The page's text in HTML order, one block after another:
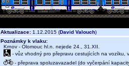
Aktualizace: 1.12.2015 (David Valouch)
Poznámky k vlaku:
Krnov - Olomouc hl.n. nejede 24., 31.XII.
- vůz vhodný pro přepravu cestujících na vozíku,
- přeprava spoluzavazadel (do vyčerpání